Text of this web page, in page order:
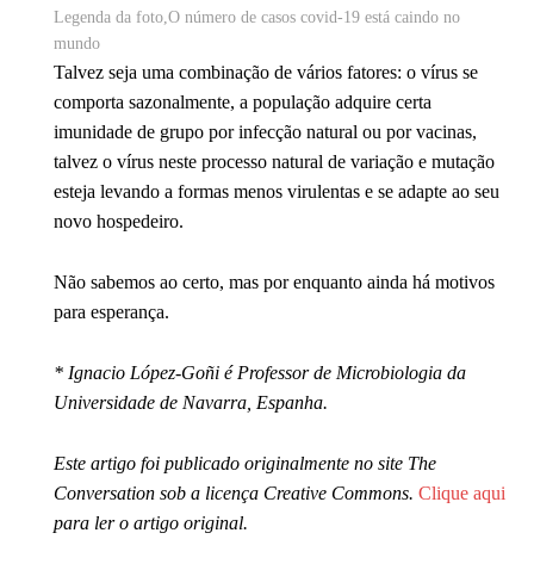
Legenda da foto,O número de casos covid-19 está caindo no
mundo
Talvez seja uma combinação de vários fatores: o vírus se
comporta sazonalmente, a população adquire certa
imunidade de grupo por infecção natural ou por vacinas,
talvez o vírus neste processo natural de variação e mutação
esteja levando a formas menos virulentas e se adapte ao seu
novo hospedeiro.
Não sabemos ao certo, mas por enquanto ainda há motivos
para esperança.
* Ignacio López-Goñi é Professor de Microbiologia da
Universidade de Navarra, Espanha.
Este artigo foi publicado originalmente no site The
Conversation sob a licença Creative Commons. Clique aqui
para ler o artigo original.